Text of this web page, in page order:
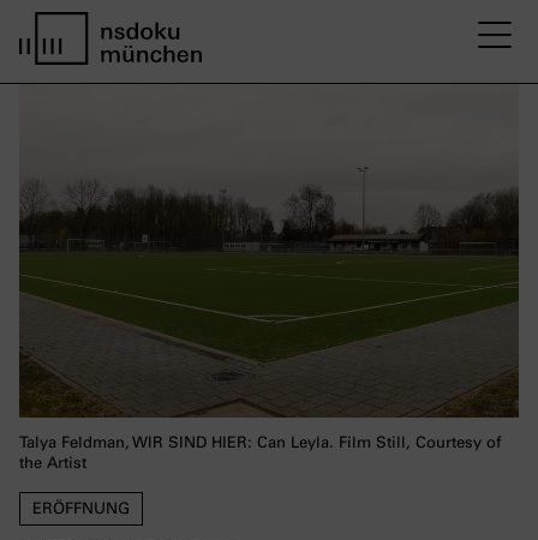
ERÖFFNUNG
Talya Feldman, WIR SIND HIER: Can Leyla. Film Still, Courtesy of
the Artist